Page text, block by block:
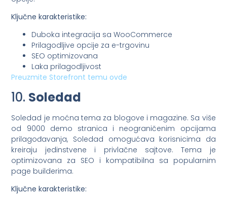
Ključne karakteristike:
Duboka integracija sa WooCommerce
Prilagodljive opcije za e-trgovinu
SEO optimizovana
Laka prilagodljivost
Preuzmite Storefront temu ovde
10. Soledad
Soledad je moćna tema za blogove i magazine. Sa više
od 9000 demo stranica i neograničenim opcijama
prilagođavanja, Soledad omogućava korisnicima da
kreiraju jedinstvene i privlačne sajtove. Tema je
optimizovana za SEO i kompatibilna sa popularnim
page builderima.
Ključne karakteristike: